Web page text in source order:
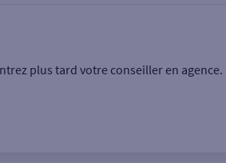
plus tard votre conseiller en agence.